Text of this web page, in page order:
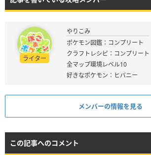
ライター
やりこみ
ポケモン図鑑：コンプリート
クラフトレシピ：コンプリート
全マップ環境レベル10
好きなポケモン：ヒバニー
メンバーの情報を見る
この記事へのコメント